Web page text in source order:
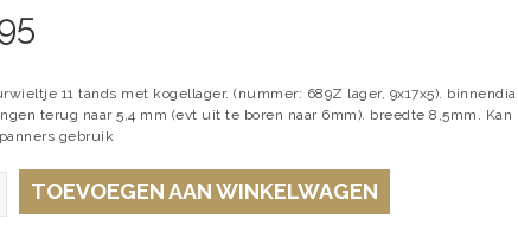
11 tands met kogellager. (nummer: 689Z lager, 9x17x5).
terug naar 5,4 mm (evt uit te boren naar 6mm). breedte 8,5mm.
gebruik
TOEVOEGEN AAN WINKELWAGEN